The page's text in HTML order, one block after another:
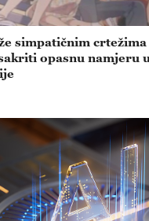
simpatičnim
opasnu namjeru